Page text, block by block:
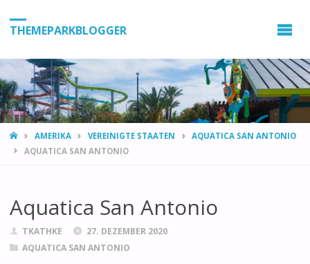
THEMEPARKBLOGGER
HOMEAMERIKA VEREINIGTE STAATEN
AQUATICA SAN ANTONIO
AQUATICA SAN ANTONIO
Aquatica San Antonio
TKATHKE
27. DEZEMBER 2020
AQUATICA SAN ANTONIO